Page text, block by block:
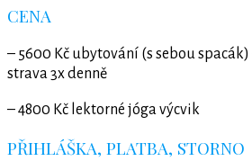
CENA
– 5600 Kč ubytování (s sebou
strava 3x denně
– 4800 Kč lektorné jóga výcvik
PŘIHLÁŠKA, PLATBA, STORNO